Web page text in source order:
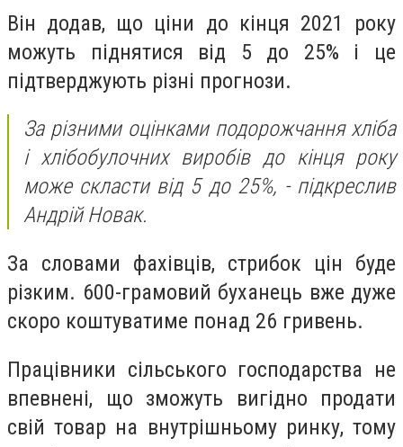
Він додав, що ціни до кінця 2021 року
можуть піднятися від 5 до 25% і це
підтверджують різні прогнози.
За різними оцінками подорожчання хліба
і хлібобулочних виробів до кінця року
може скласти від 5 до 25%, - підкреслив
Андрій Новак.
За словами фахівців, стрибок цін буде
різким. 600-грамовий буханець вже дуже
скоро коштуватиме понад 26 гривень.
Працівники сільського господарства не
впевнені, що зможуть вигідно продати
свій товар на внутрішньому ринку, тому